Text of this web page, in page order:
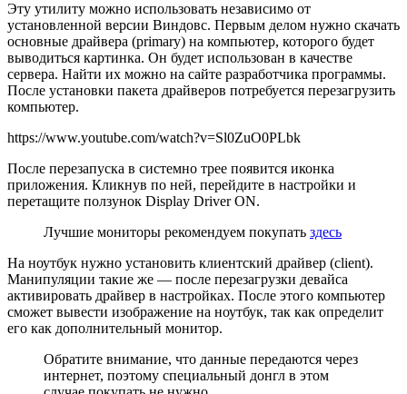
Эту утилиту можно использовать независимо от
установленной версии Виндовс. Первым делом нужно скачать
основные драйвера (primary) на компьютер, которого будет
выводиться картинка. Он будет использован в качестве
сервера. Найти их можно на сайте разработчика программы.
После установки пакета драйверов потребуется перезагрузить
компьютер.
https://www.youtube.com/watch?v=Sl0ZuO0PLbk
После перезапуска в системно трее появится иконка
приложения. Кликнув по ней, перейдите в настройки и
перетащите ползунок Display Driver ON.
Лучшие мониторы рекомендуем покупать здесь
На ноутбук нужно установить клиентский драйвер (client).
Манипуляции такие же — после перезагрузки девайса
активировать драйвер в настройках. После этого компьютер
сможет вывести изображение на ноутбук, так как определит
его как дополнительный монитор.
Обратите внимание, что данные передаются через
интернет, поэтому специальный донгл в этом